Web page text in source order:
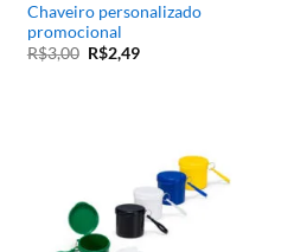
Chaveiro personalizado
promocional
R$3,00 R$2,49